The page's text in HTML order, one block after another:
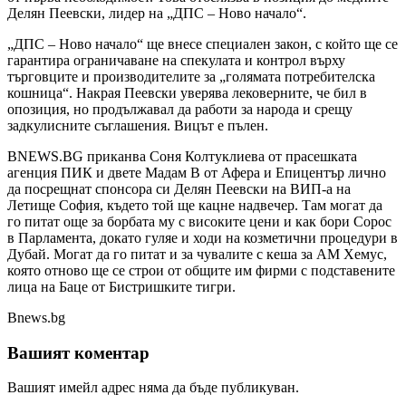
Делян Пеевски, лидер на „ДПС – Ново начало“.
„ДПС – Ново начало“ ще внесе специален закон, с който ще се
гарантира ограничаване на спекулата и контрол върху
търговците и производителите за „голямата потребителска
кошница“. Накрая Пеевски уверява лековерните, че бил в
опозиция, но продължавал да работи за народа и срещу
задкулисните съглашения. Вицът е пълен.
BNEWS.BG приканва Соня Колтуклиева от прасешката
агенция ПИК и двете Мадам В от Афера и Епицентър лично
да посрещнат спонсора си Делян Пеевски на ВИП-а на
Летище София, където той ще кацне надвечер. Там могат да
го питат още за борбата му с високите цени и как бори Сорос
в Парламента, докато гуляе и ходи на козметични процедури в
Дубай. Могат да го питат и за чувалите с кеша за АМ Хемус,
която отново ще се строи от общите им фирми с подставените
лица на Баце от Бистришките тигри.
Bnews.bg
Вашият коментар
Вашият имейл адрес няма да бъде публикуван.